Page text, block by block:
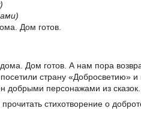
Дом готов.
Дом готов. А нам пора
страну «Добросветию»
добрыми персонажами из сказок.
стихотворение о